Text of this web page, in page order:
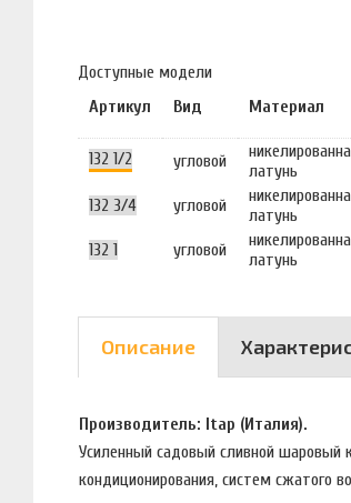
Доступные модели
Артикул
Вид Материал
132 1/2 угловой
латунь
132 3/4 угловой
латунь
132 1 угловой
латунь
Описание
Производитель: Itap (Италия).
Усиленный садовый сливной шаровый
кондиционирования, систем сжатого